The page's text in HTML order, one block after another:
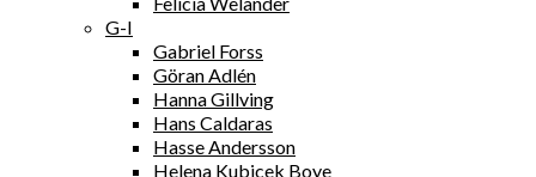
G-I
Gabriel Forss
Göran Adlén
Hanna Gillving
Hans Caldaras
Hasse Andersson
Helena Kubicek Boye